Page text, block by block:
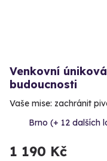
Venkovní
budoucnosti
Vaše mise: zachránit
Brno (+ 12 dalších
1 190 Kč